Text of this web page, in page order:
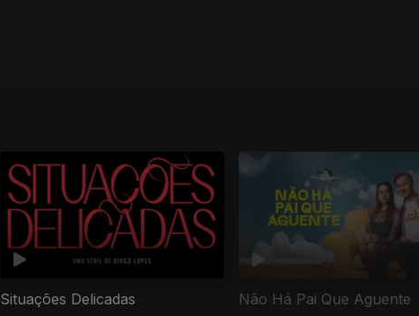
Situações Delicadas Não Há Pai Que Aguente